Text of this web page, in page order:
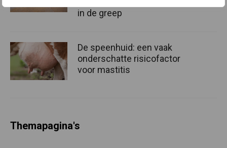
in de greep
De speenhuid: een vaak
onderschatte risicofactor
voor mastitis
Themapagina's